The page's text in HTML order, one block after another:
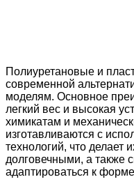
Полиуретановые и
современной
моделям. Основное
легкий вес и высокая
химикатам и
изготавливаются с
технологий, что делает
долговечными, а также
адаптироваться к